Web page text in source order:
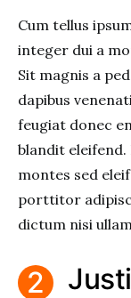
Cum tellus
integer dui a
Sit magnis a
dapibus
feugiat donec
blandit
montes sed
porttitor
dictum nisi